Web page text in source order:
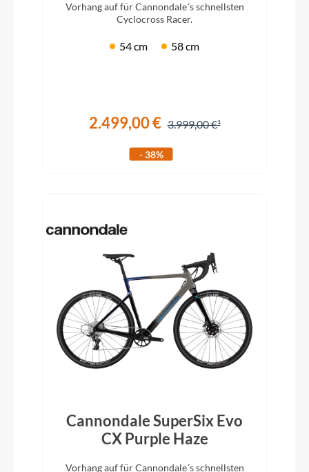
Vorhang auf für Cannondale´s schnellsten
Cyclocross Racer.
54 cm 58 cm
2.499,00 € 3.999,00 €
- 38%
Cannondale SuperSix Evo
CX Purple Haze
Vorhang auf für Cannondale´s schnellsten